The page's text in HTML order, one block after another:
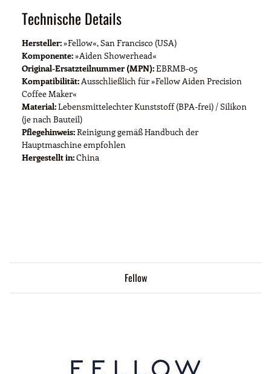
Technische Details
Hersteller:»Fellow«, San Francisco (USA)
Komponente:»Aiden Showerhead«
Original-Ersatzteilnummer (MPN):EBRMB-05
Kompatibilität: Ausschließlich für »Fellow Aiden Precision
Coffee Maker«
Material:Lebensmittelechter Kunststoff (BPA-frei) / Silikon
(je nach Bauteil)
Pflegehinweis:Reinigung gemäß Handbuch der
Hauptmaschine empfohlen
Hergestellt in:China
Fellow